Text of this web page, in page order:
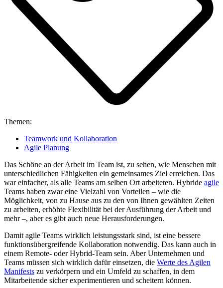
Themen:
Teamwork und Kollaboration
Agile Planung
Das Schöne an der Arbeit im Team ist, zu sehen, wie Menschen mit
unterschiedlichen Fähigkeiten ein gemeinsames Ziel erreichen. Das
war einfacher, als alle Teams am selben Ort arbeiteten. Hybride agile
Teams haben zwar eine Vielzahl von Vorteilen – wie die
Möglichkeit, von zu Hause aus zu den von Ihnen gewählten Zeiten
zu arbeiten, erhöhte Flexibilität bei der Ausführung der Arbeit und
mehr –, aber es gibt auch neue Herausforderungen.
Damit agile Teams wirklich leistungsstark sind, ist eine bessere
funktionsübergreifende Kollaboration notwendig. Das kann auch in
einem Remote- oder Hybrid-Team sein. Aber Unternehmen und
Teams müssen sich wirklich dafür einsetzen, die Werte des Agilen
Manifests zu verkörpern und ein Umfeld zu schaffen, in dem
Mitarbeitende sicher experimentieren und scheitern können.